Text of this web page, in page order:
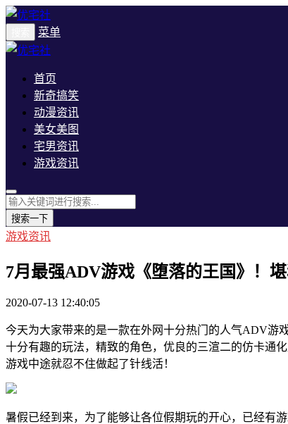
菜单
首页
新奇搞笑
动漫资讯
美女美图
宅男资讯
游戏资讯
搜索一下
游戏资讯
7月最强ADV游戏《堕落的王国》！
2020-07-13 12:40:05
今天为大家带来的是一款在外网十分热门的人气ADV游
十分有趣的玩法，精致的角色，优良的三渲二的仿卡通
游戏中途就忍不住做起了针线活！
暑假已经到来，为了能够让各位假期玩的开心，已经有